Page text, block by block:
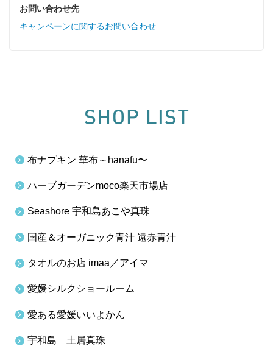
お問い合わせ先
キャンペーンに関するお問い合わせ
布ナプキン 華布～hanafu〜
ハーブガーデンmoco楽天市場店
Seashore 宇和島あこや真珠
国産＆オーガニック青汁 遠赤青汁
タオルのお店 imaa／アイマ
愛媛シルクショールーム
愛ある愛媛いいよかん
宇和島 土居真珠